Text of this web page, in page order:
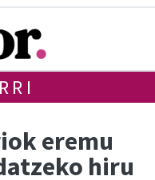
eremu
hiru